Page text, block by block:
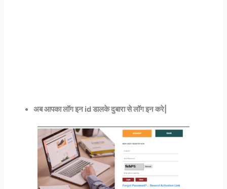
अब आपका लॉग इन id डालके दुबारा से लॉग इन करे|